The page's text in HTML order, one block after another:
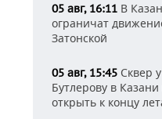
05 авг, 16:11 В
ограничат
Затонской
05 авг, 15:45 Сквер
Бутлерову в
открыть к концу